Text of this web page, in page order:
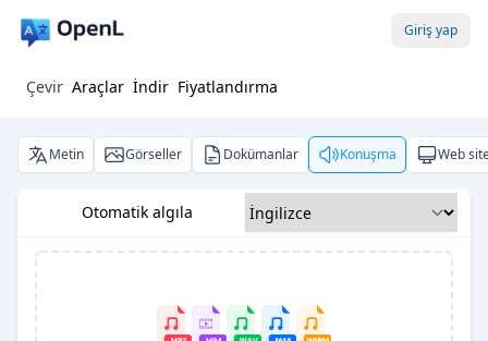
Giriş yap
Çevir Araçlar İndir Fiyatlandırma
Metin Görseller Dokümanlar Konuşma Web
Otomatik algıla